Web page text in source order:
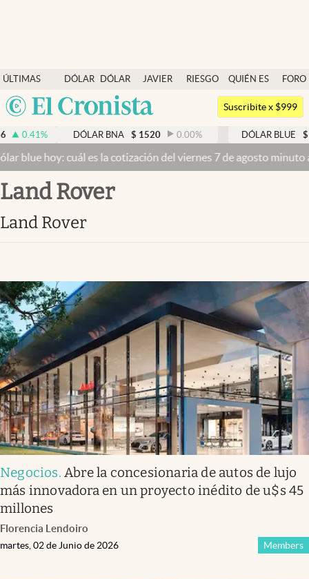
ÚLTIMAS
NOTICIAS
DÓLAR
DÓLAR
BLUE
JAVIER
RIESGO
QUIÉN ES
QUIÉN
FORO
Argentina
México
Dólar
Members
Economía y Política
Finanzas y Mercados
Mercados Online
Apertura
Infotechnology
Clase
Clima
Mundial 2026
Eventos Corporativos
El Cronista Studio
Mediakit
abre en nueva pestaña
Argentina
Suscribite x $999
% DÓLAR BNA $ 1520 0.00 % DÓLAR BLUE $ 1525
hoy: cuál es la cotización del viernes 7 de agosto minuto a
Land Rover
Land Rover
Negocios.Abre la concesionaria de autos de lujo
más innovadora en un proyecto inédito de u$s 45
millones
Florencia Lendoiro
Members
martes, 02 de Junio de 2026